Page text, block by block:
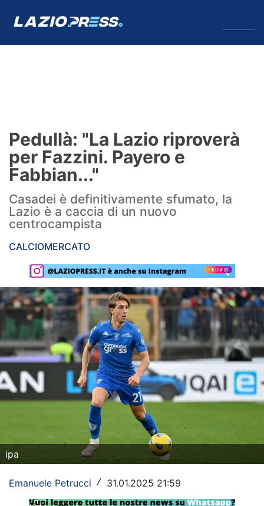
Formello
Infortuni
Primavera
Calciomercato
Lazio Women
Rassegna Lazio
Social
Calcio
Serie A
Champions League
Europa League
Altri Sport
Formula 1
Tennis
Pedullà: "La Lazio riproverà
per Fazzini. Payero e
Fabbian..."
Casadei è definitivamente sfumato, la
Lazio è a caccia di un nuovo
centrocampista
CALCIOMERCATO
ipa
Emanuele Petrucci / 31.01.2025 21:59